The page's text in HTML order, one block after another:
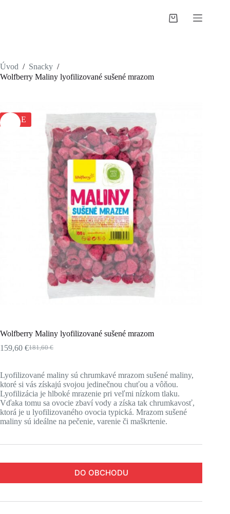
Shopping
Úvod / Snacky /
Wolfberry Maliny lyofilizované sušené mrazom
SALE
Wolfberry Maliny lyofilizované sušené mrazom
181,60€
Pôvodná
181,60 €.
159,60 €Aktuálna
159,60 €.
Lyofilizované maliny sú chrumkavé mrazom sušené maliny,
ktoré si vás získajú svojou jedinečnou chuťou a vôňou.
Lyofilizácia je hlboké mrazenie pri veľmi nízkom tlaku.
Vďaka tomu sa ovocie zbaví vody a získa tak chrumkavosť,
ktorá je u lyofilizovaného ovocia typická. Mrazom sušené
maliny sú ideálne na pečenie, varenie či maškrtenie.
DO OBCHODU